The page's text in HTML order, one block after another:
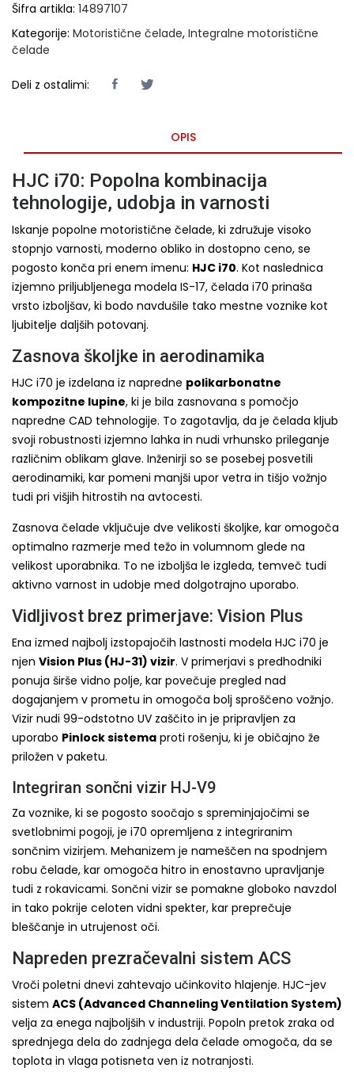
Šifra artikla: 14897107
Kategorije: Motoristične čelade, Integralne motoristične
čelade
Deli z ostalimi:
OPIS
HJC i70: Popolna kombinacija
tehnologije, udobja in varnosti
Iskanje popolne motoristične čelade, ki združuje visoko
stopnjo varnosti, moderno obliko in dostopno ceno, se
pogosto konča pri enem imenu: HJC i70. Kot naslednica
izjemno priljubljenega modela IS-17, čelada i70 prinaša
vrsto izboljšav, ki bodo navdušile tako mestne voznike kot
ljubitelje daljših potovanj.
Zasnova školjke in aerodinamika
HJC i70 je izdelana iz napredne polikarbonatne
kompozitne lupine, ki je bila zasnovana s pomočjo
napredne CAD tehnologije. To zagotavlja, da je čelada kljub
svoji robustnosti izjemno lahka in nudi vrhunsko prileganje
različnim oblikam glave. Inženirji so se posebej posvetili
aerodinamiki, kar pomeni manjši upor vetra in tišjo vožnjo
tudi pri višjih hitrostih na avtocesti.
Zasnova čelade vključuje dve velikosti školjke, kar omogoča
optimalno razmerje med težo in volumnom glede na
velikost uporabnika. To ne izboljša le izgleda, temveč tudi
aktivno varnost in udobje med dolgotrajno uporabo.
Vidljivost brez primerjave: Vision Plus
Ena izmed najbolj izstopajočih lastnosti modela HJC i70 je
njen Vision Plus (HJ-31) vizir. V primerjavi s predhodniki
ponuja širše vidno polje, kar povečuje pregled nad
dogajanjem v prometu in omogoča bolj sproščeno vožnjo.
Vizir nudi 99-odstotno UV zaščito in je pripravljen za
uporabo Pinlock sistema proti rošenju, ki je običajno že
priložen v paketu.
Integriran sončni vizir HJ-V9
Za voznike, ki se pogosto soočajo s spreminjajočimi se
svetlobnimi pogoji, je i70 opremljena z integriranim
sončnim vizirjem. Mehanizem je nameščen na spodnjem
robu čelade, kar omogoča hitro in enostavno upravljanje
tudi z rokavicami. Sončni vizir se pomakne globoko navzdol
in tako pokrije celoten vidni spekter, kar preprečuje
bleščanje in utrujenost oči.
Napreden prezračevalni sistem ACS
Vroči poletni dnevi zahtevajo učinkovito hlajenje. HJC-jev
sistem ACS (Advanced Channeling Ventilation System)
velja za enega najboljših v industriji. Popoln pretok zraka od
sprednjega dela do zadnjega dela čelade omogoča, da se
toplota in vlaga potisneta ven iz notranjosti.